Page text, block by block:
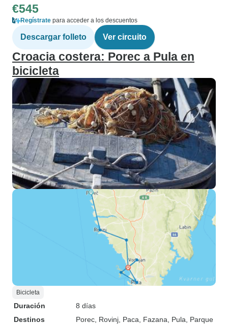
€545
Regístrate para acceder a los descuentos
Descargar folleto Ver circuito
Croacia costera: Porec a Pula en
bicicleta
Bicicleta
Duración
8 días
Destinos
Porec , Rovinj , Paca , Fazana , Pula , Parque